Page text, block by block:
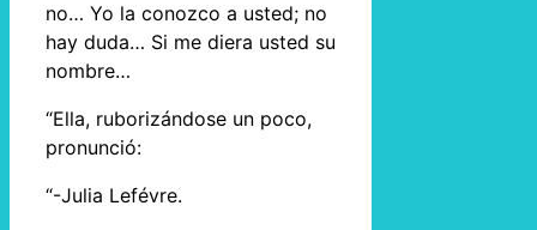
no… Yo la conozco a usted; no
hay duda… Si me diera usted su
nombre…
“Ella, ruborizándose un poco,
pronunció:
“-Julia Lefévre.